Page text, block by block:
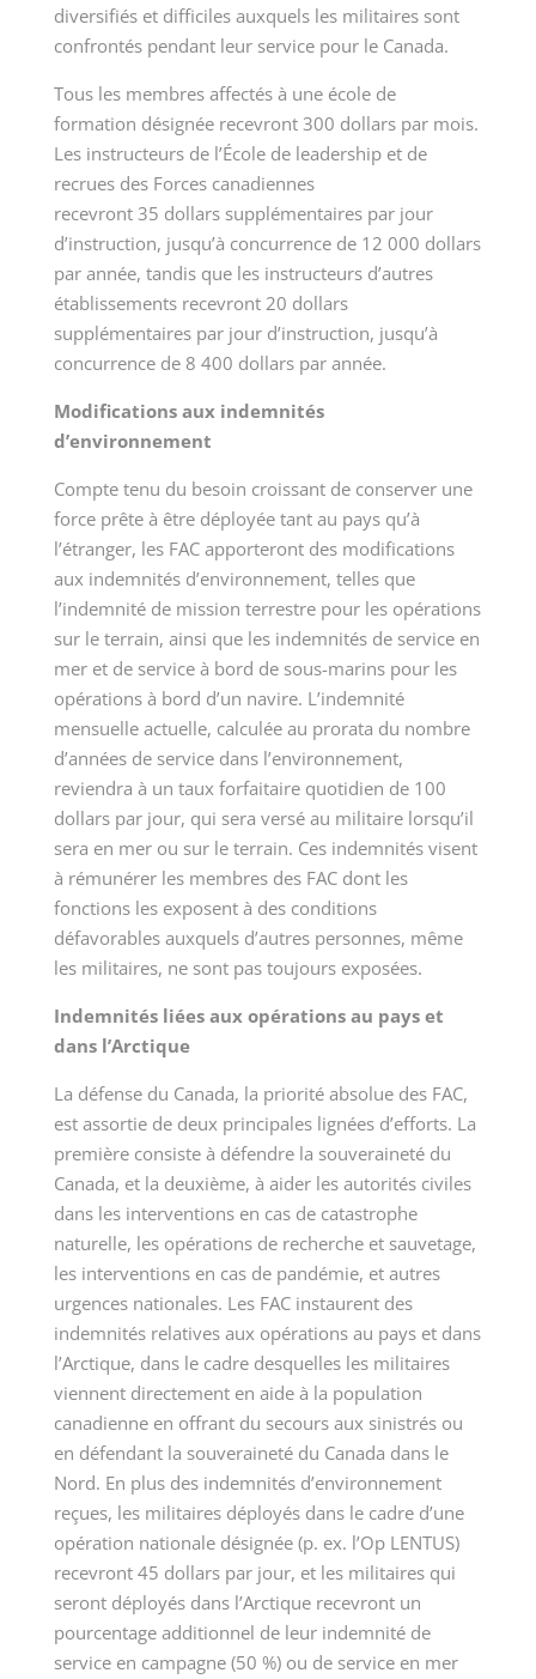
diversifiés et difficiles auxquels les militaires sont
confrontés pendant leur service pour le Canada.
Tous les membres affectés à une école de
formation désignée recevront 300 dollars par mois.
Les instructeurs de l’École de leadership et de
recrues des Forces canadiennes
recevront 35 dollarssupplémentaires par jour
d’instruction, jusqu’à concurrence de 12 000 dollars
par année, tandis que les instructeurs d’autres
établissements recevront 20 dollars
supplémentaires par jour d’instruction, jusqu’à
concurrence de 8 400 dollars par année.
Modifications aux indemnités
d’environnement
Compte tenu du besoin croissant de conserver une
force prête à être déployée tant au pays qu’à
l’étranger, les FAC apporteront des modifications
aux indemnités d’environnement, telles que
l’indemnité de mission terrestre pour les opérations
sur le terrain, ainsi que les indemnités de service en
mer et de service à bord de sous-marins pour les
opérations à bord d’un navire. L’indemnité
mensuelle actuelle, calculée au prorata du nombre
d’années de service dans l’environnement,
reviendra à un taux forfaitaire quotidien de 100
dollars par jour, qui sera versé au militaire lorsqu’il
sera en mer ou sur le terrain. Ces indemnités visent
à rémunérer les membres des FAC dont les
fonctions les exposent à des conditions
défavorables auxquels d’autres personnes, même
les militaires, ne sont pas toujours exposées.
Indemnités liées aux opérations au pays et
dans l’Arctique
La défense du Canada, la priorité absolue des FAC,
est assortie de deux principales lignées d’efforts. La
première consiste à défendre la souveraineté du
Canada, et la deuxième, à aider les autorités civiles
dans les interventions en cas de catastrophe
naturelle, les opérations de recherche et sauvetage,
les interventions en cas de pandémie, et autres
urgences nationales. Les FAC instaurent des
indemnités relatives aux opérations au pays et dans
l’Arctique, dans le cadre desquelles les militaires
viennent directement en aide à la population
canadienne en offrant du secours aux sinistrés ou
en défendant la souveraineté du Canada dans le
Nord. En plus des indemnités d’environnement
reçues, les militaires déployés dans le cadre d’une
opération nationale désignée (p. ex. l’Op LENTUS)
recevront 45 dollars par jour, et les militaires qui
seront déployés dans l’Arctique recevront un
pourcentage additionnel de leur indemnité de
service en campagne (50 %) ou de service en mer